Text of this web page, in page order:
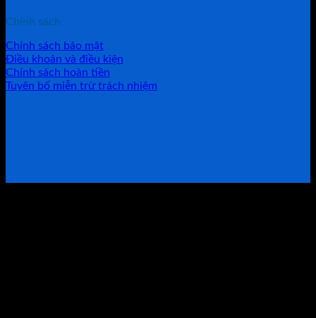
Chính sách
Chính sách bảo mật
Điều khoản và điều kiện
Chính sách hoàn tiền
Tuyên bố miễn trừ trách nhiệm